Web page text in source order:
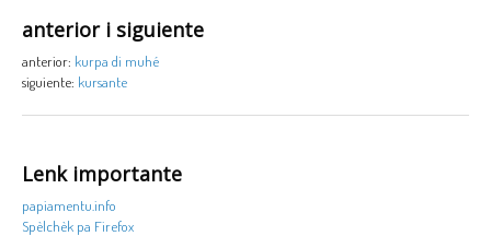
anterior i siguiente
anterior: kurpa di muhé
siguiente: kursante
Lenk importante
papiamentu.info
Spèlchèk pa Firefox